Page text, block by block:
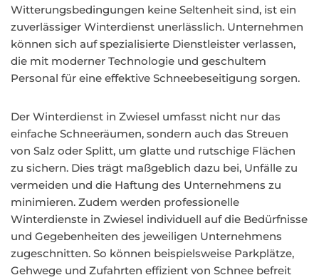
Witterungsbedingungen keine Seltenheit sind, ist ein
zuverlässiger Winterdienst unerlässlich. Unternehmen
können sich auf spezialisierte Dienstleister verlassen,
die mit moderner Technologie und geschultem
Personal für eine effektive Schneebeseitigung sorgen.
Der Winterdienst in Zwiesel umfasst nicht nur das
einfache Schneeräumen, sondern auch das Streuen
von Salz oder Splitt, um glatte und rutschige Flächen
zu sichern. Dies trägt maßgeblich dazu bei, Unfälle zu
vermeiden und die Haftung des Unternehmens zu
minimieren. Zudem werden professionelle
Winterdienste in Zwiesel individuell auf die Bedürfnisse
und Gegebenheiten des jeweiligen Unternehmens
zugeschnitten. So können beispielsweise Parkplätze,
Gehwege und Zufahrten effizient von Schnee befreit